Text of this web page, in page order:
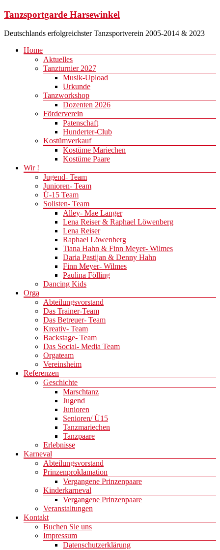
Zum
springen
Tanzsportgarde Harsewinkel
Deutschlands erfolgreichster Tanzsportverein 2005-2014 & 2023
Menü
Home
Aktuelles
Tanzturnier 2027
Musik-Upload
Urkunde
Tanzworkshop
Dozenten 2026
Förderverein
Patenschaft
Hunderter-Club
Kostümverkauf
Kostüme Mariechen
Kostüme Paare
Wir !
Jugend- Team
Junioren- Team
Ü-15 Team
Solisten- Team
Alley- Mae Langer
Lena Reiser & Raphael Löwenberg
Lena Reiser
Raphael Löwenberg
Tiana Hahn & Finn Meyer- Wilmes
Daria Pastijan & Denny Hahn
Finn Meyer- Wilmes
Paulina Fölling
Dancing Kids
Orga
Abteilungsvorstand
Das Trainer-Team
Das Betreuer- Team
Kreativ- Team
Backstage- Team
Das Social- Media Team
Orgateam
Vereinsheim
Referenzen
Geschichte
Marschtanz
Jugend
Junioren
Senioren/ Ü15
Tanzmariechen
Tanzpaare
Erlebnisse
Karneval
Abteilungsvorstand
Prinzenproklamation
Vergangene Prinzenpaare
Kinderkarneval
Vergangene Prinzenpaare
Veranstaltungen
Kontakt
Buchen Sie uns
Impressum
Datenschutzerklärung